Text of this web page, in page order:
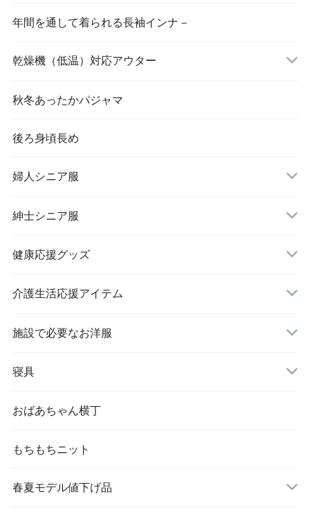
年間を通して着られる長袖インナ－
乾燥機（低温）対応アウター
秋冬あったかパジャマ
後ろ身頃長め
婦人シニア服
トップス
紳士シニア服
スラックス
健康応援グッズ
介護生活応援アイテム
施設で必要なお洋服
婦人 トップス
寝具
おばあちゃん横丁
もちもちニット
春夏モデル値下げ品